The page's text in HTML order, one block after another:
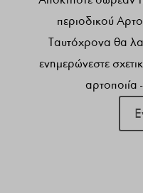
περιοδικού
Ταυτόχρονα θα
ενημερώνεστε
αρτοποιία